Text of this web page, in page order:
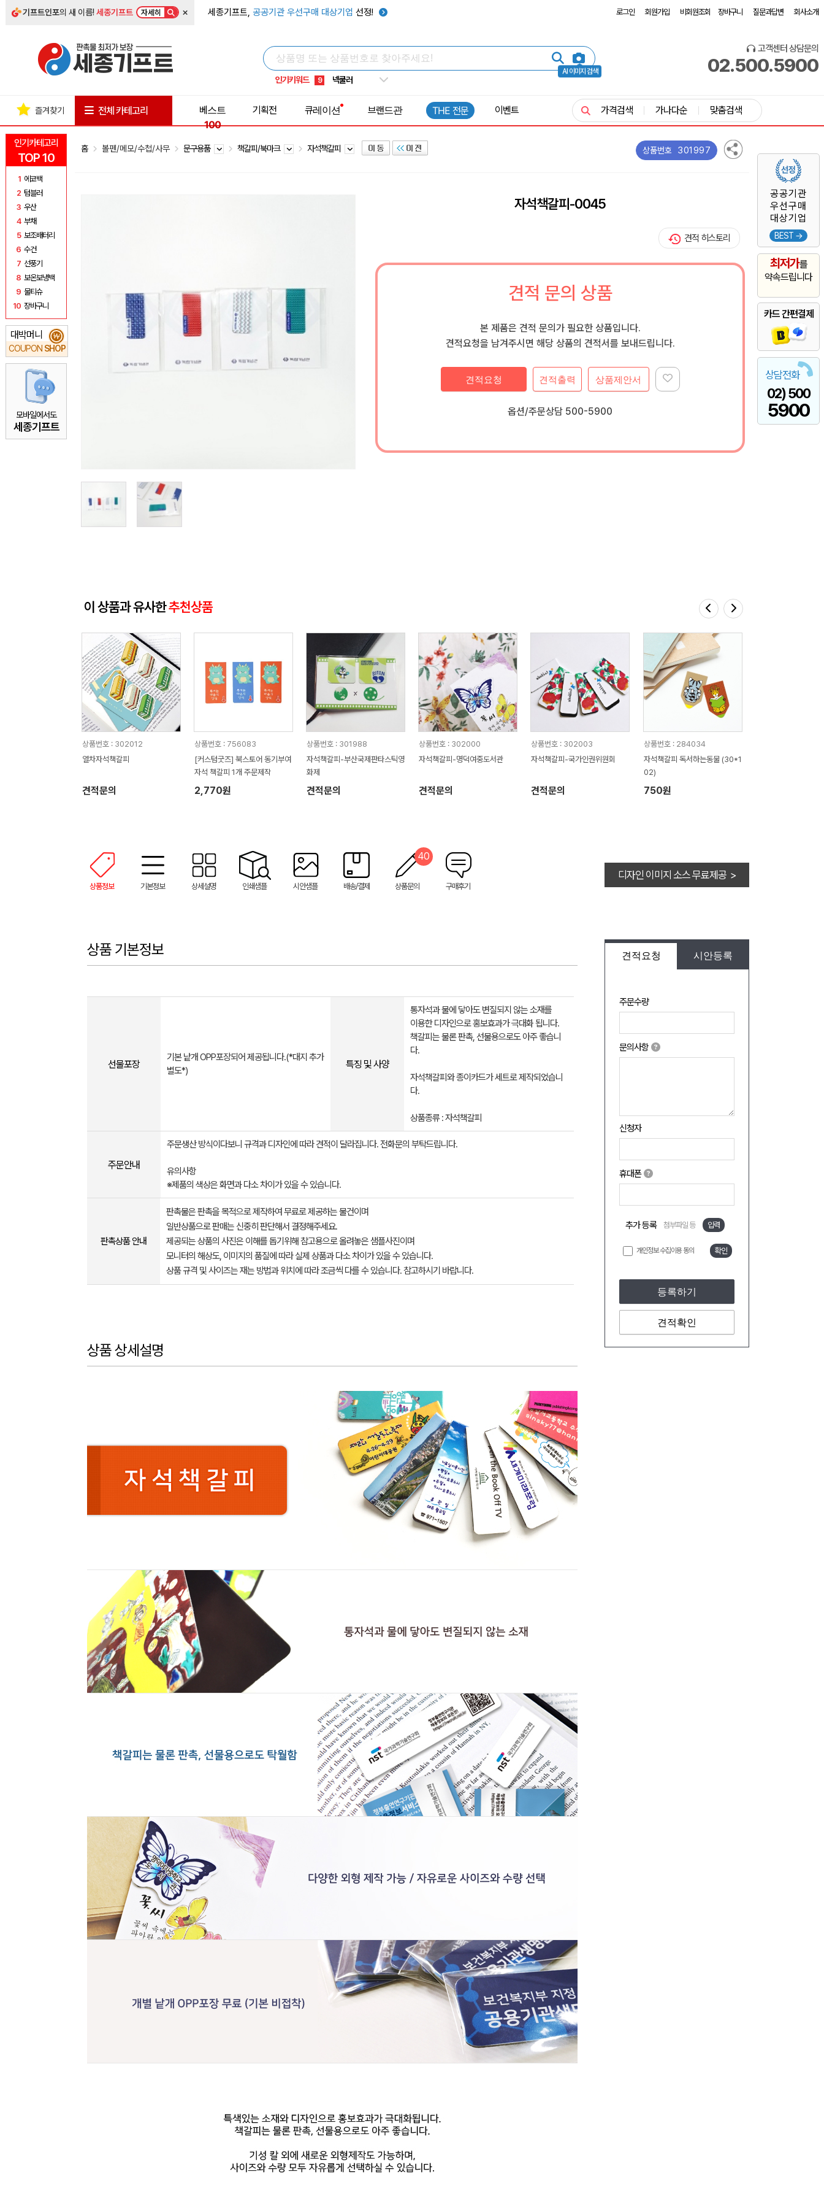
기프트인포의 새 이름!세종기프트 자세히 × 세종기프트, 공공기관 우선구매 대상기업 선정! 로그인 회원가입 비회원조회 장바구니 질문과답변 회사소개
AI 이미지 검색
인기키워드
5 키캡
8 쿨토시
9 넥쿨러
1 선풍기
고객센터 상담문의
02.500.5900
인기카테고리
TOP 10
1 에코백
2 텀블러
3 우산
4 부채
5 보조배터리
6 수건
7 선풍기
8 보온보냉백
9 물티슈
10 장바구니
대박머니
COUPON SHOP
₩
모바일에서도
세종기프트
공공기관
우선구매
대상기업
BEST →
최저가를
약속드립니다
카드 간편결제
상담전화
02) 500
5900
즐겨찾기 전체 카테고리
베스트
100
기획전 큐레이션 브랜드관 THE 전문 이벤트 가격검색 가나다순 맞춤검색
홈 볼펜/메모/수첩/사무 문구용품 책갈피/북마크 자석책갈피 상품번호 301997
자석책갈피-0045
견적 히스토리
견적 문의 상품
본 제품은 견적 문의가 필요한 상품입니다.
견적요청을 남겨주시면 해당 상품의 견적서를 보내드립니다.
견적요청 상품제안서
견적출력
옵션/주문상담 500-5900
이 상품과 유사한추천상품
상품번호 : 302012
열차자석책갈피
견적문의
상품번호 : 756083
[커스텀굿즈] 북스토어 동기부여
자석 책갈피 1개 주문제작
2,770원
상품번호 : 301988
자석책갈피-부산국제판타스틱영
화제
견적문의
상품번호 : 302000
자석책갈피-명덕여중도서관
견적문의
상품번호 : 302003
자석책갈피-국가인권위원회
견적문의
상품번호 : 284034
자석책갈피 독서하는동물 (30*1
02)
750원
상품정보 기본정보 상세설명 인쇄샘플 시안샘플 배송/결제 상품문의
40
구매후기
디자인 이미지 소스 무료제공 >
견적요청 시안등록
주문수량
문의사항
신청자
휴대폰
추가 등록 첨부파일 등 입력
개인정보 수집이용 동의 확인
등록하기
견적확인
상품 기본정보
선물포장
기본 낱개 OPP포장되어 제공됩니다.(*대지 추가
별도*)
특징 및 사양
통자석과 물에 닿아도 변질되지 않는 소재를
이용한 디자인으로 홍보효과가 극대화 됩니다.
책갈피는 물론 판촉, 선물용으로도 아주 좋습니
다.
자석책갈피와 종이카드가 세트로 제작되었습니
다.
상품종류 : 자석책갈피
주문안내
주문생산 방식이다보니 규격과 디자인에 따라 견적이 달라집니다. 전화문의 부탁드립니다.
유의사항
※제품의 색상은 화면과 다소 차이가 있을 수 있습니다.
판촉상품 안내
판촉물은 판촉을 목적으로 제작하여 무료로 제공하는 물건이며
일반상품으로 판매는 신중히 판단해서 결정해주세요.
제공되는 상품의 사진은 이해를 돕기위해 참고용으로 올려놓은 샘플사진이며
모니터의 해상도, 이미지의 품질에 따라 실제 상품과 다소 차이가 있을 수 있습니다.
상품 규격 및 사이즈는 재는 방법과 위치에 따라 조금씩 다를 수 있습니다. 참고하시기 바랍니다.
상품 상세설명